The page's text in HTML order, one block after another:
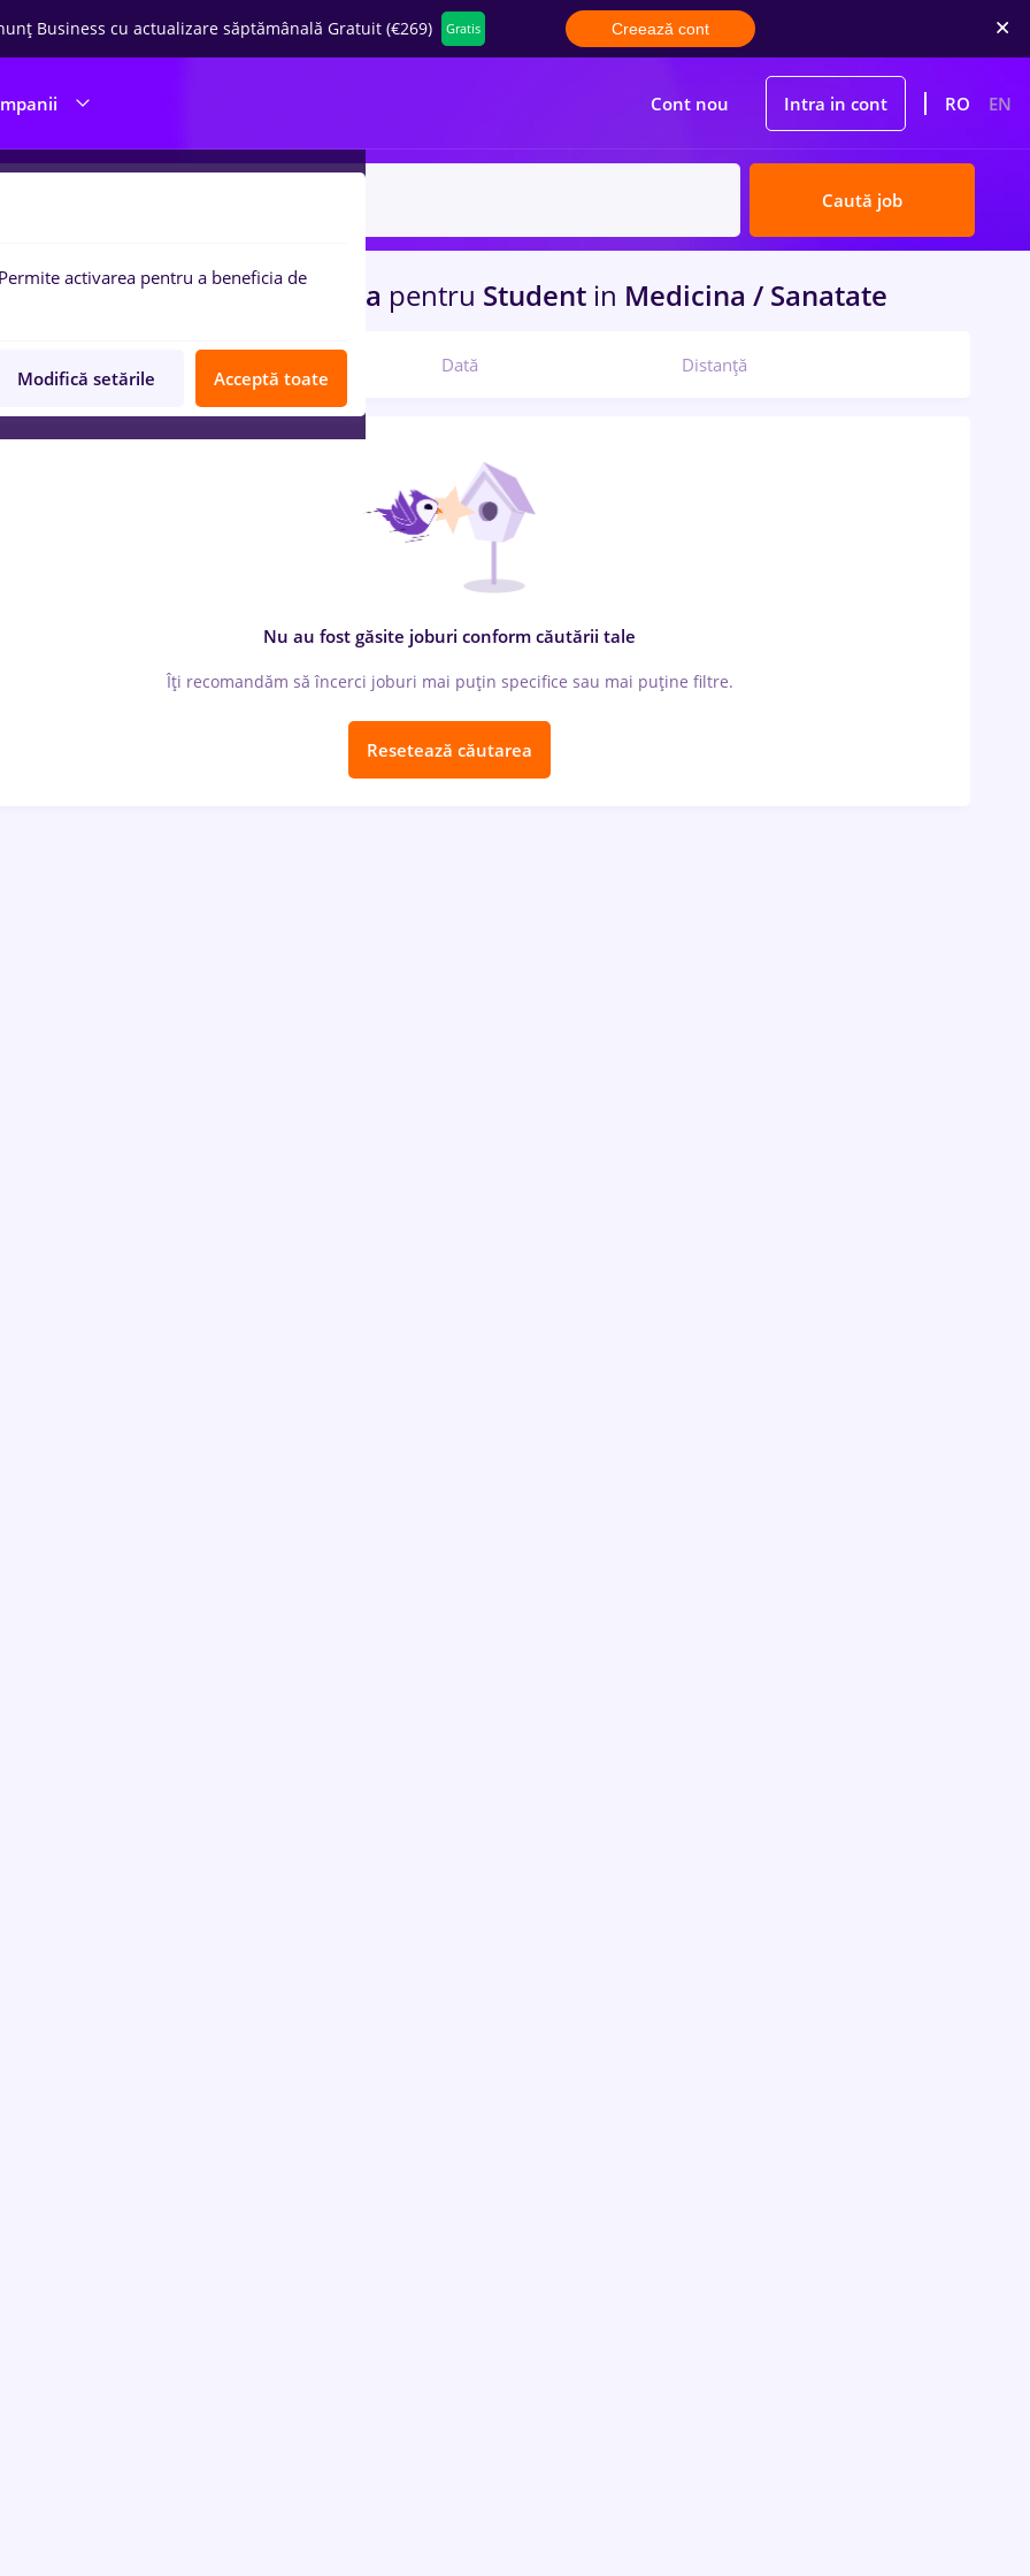
Business cu actualizare săptămânală Gratuit (€269) Gratis Creează cont
Cont nou Intra in cont RO EN
Caută job
de muncacu salariiin Joita pentru Student in Medicina / Sanatate
Dată Distanță
Nu au fost găsite joburi conform căutării tale
Îți recomandăm să încerci joburi mai puțin specifice sau mai puține filtre.
Resetează căutarea
Permite activarea pentru a beneficia de
Modifică setările Acceptă toate